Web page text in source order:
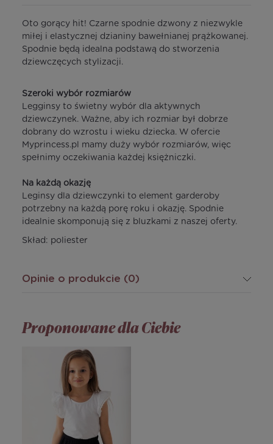
Oto gorący hit! Czarne spodnie dzwony z niezwykle
miłej i elastycznej dzianiny bawełnianej prążkowanej.
Spodnie będą idealna podstawą do stworzenia
dziewczęcych stylizacji.
Szeroki wybór rozmiarów
Legginsy to świetny wybór dla aktywnych
dziewczynek. Ważne, aby ich rozmiar był dobrze
dobrany do wzrostu i wieku dziecka. W ofercie
Myprincess.pl mamy duży wybór rozmiarów, więc
spełnimy oczekiwania każdej księżniczki.
Na każdą okazję
Leginsy dla dziewczynki to element garderoby
potrzebny na każdą porę roku i okazję. Spodnie
idealnie skomponują się z bluzkami z naszej oferty.
Skład: poliester
Opinie o produkcie (0)
Proponowane dla Ciebie